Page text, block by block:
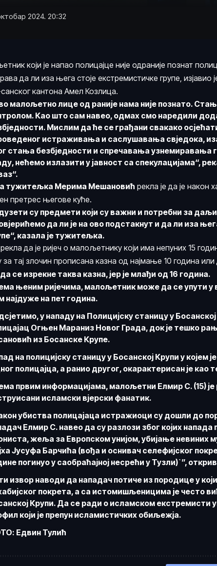
2024. 20:32
који је напао полицајце није одраније познат
да ли иза њега стоје екстремистичке групе, изјавио
кантона Амел Козлица.
малољетно лице од раније нама није познато.
Као што сам навео, одмах смо наредили
Мислим да ће се грађани свакако
истраживања и саслушавања свједока,
стања безбједности и спречавања узнемиравања
нећемо излазити у јавност са спекулацијама“,
тужитељка Мерима Мешановић рекла је да је
претрес његове куће.
су предмети који су важни и потребни за
да ли је на ово подстакнут и да ли иза
казала је тужитељка.
да је ријеч о малољетнику који има непуних 15
за тај злочин прописана казна од најмање 10 година
се изрекне таква казна, јер је млађи од 16 година.
њеним ријечима, малољетник може да се упути у
најдуже на пет година.
у нападу на Полицијску станицу у Босанској
Огњен Мараниз Новог Града, док је тешко
из Босанске Крупе.
на полицијску станицу у Босанској Крупи у којем
полицајца, а ранио другог, окарактерисан је као
првим информацијама, малољетни Елмир С. (15)
исламски вјерски фанатик.
убиства полицајаца истражиоци су дошли до
Елмир С. навео да су разлози због којих
жеља за Европском унијом, убијање невиних
Јусуфа Барчића (вођа и оснивач селефијског
погинуо у саобраћајној несрећи у Тузли)`”,
извор наводи да нападач потиче из породице у
покрета, а са истомишљеницима је често
Крупи. Да се ради о исламском екстремисти
који је препун исламистичких обиљежја.
Едвин Тулић